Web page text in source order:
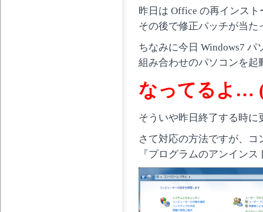
昨日は Office の再インス
その後で修正パッチが当
ちなみに今日 Windows7 パ
組み合わせのパソコンを
なってるよ…
そういや昨日終了する時
さて対応の方法ですが、
『プログラムのアンイン